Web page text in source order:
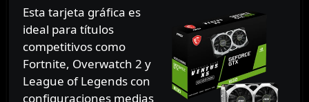
Esta tarjeta gráfica es
ideal para títulos
competitivos como
Fortnite, Overwatch 2 y
League of Legends con
configuraciones medias